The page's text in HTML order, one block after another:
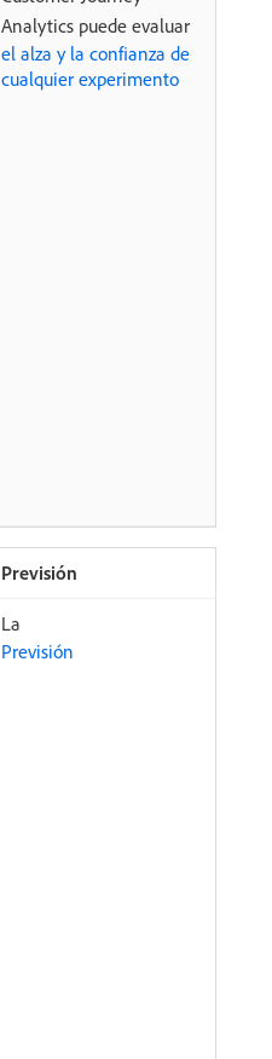
Analytics puede evaluar
el alza y la confianza de
cualquier experimento
Previsión
La
Previsión